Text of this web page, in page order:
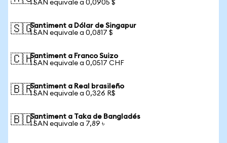
1 SAN equivale a 0,0905 $
🇸🇬Santiment a Dólar de Singapur
1 SAN equivale a 0,0817 $
🇨🇭Santiment a Franco Suizo
1 SAN equivale a 0,0517 CHF
🇧🇷Santiment a Real brasileño
1 SAN equivale a 0,326 R$
🇧🇩Santiment a Taka de Bangladés
1 SAN equivale a 7,89 ৳